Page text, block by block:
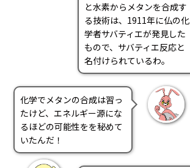
と水素からメタンを合成す
る技術は、1911年に仏の化
学者サバティエが発見した
もので、サバティエ反応と
名付けられているわ。
化学でメタンの合成は習っ
たけど、エネルギー源にな
るほどの可能性をを秘めて
いたんだ！